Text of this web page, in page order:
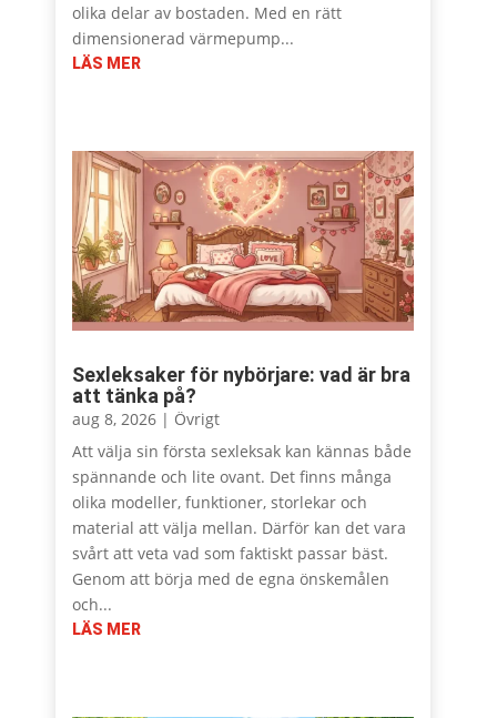
olika delar av bostaden. Med en rätt
dimensionerad värmepump...
LÄS MER
Sexleksaker för nybörjare: vad är bra
att tänka på?
aug 8, 2026| Övrigt
Att välja sin första sexleksak kan kännas både
spännande och lite ovant. Det finns många
olika modeller, funktioner, storlekar och
material att välja mellan. Därför kan det vara
svårt att veta vad som faktiskt passar bäst.
Genom att börja med de egna önskemålen
och...
LÄS MER